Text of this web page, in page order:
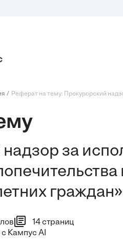
Реферат на тему: Прокурорский
за
граждан»
14 страниц
Кампус AI